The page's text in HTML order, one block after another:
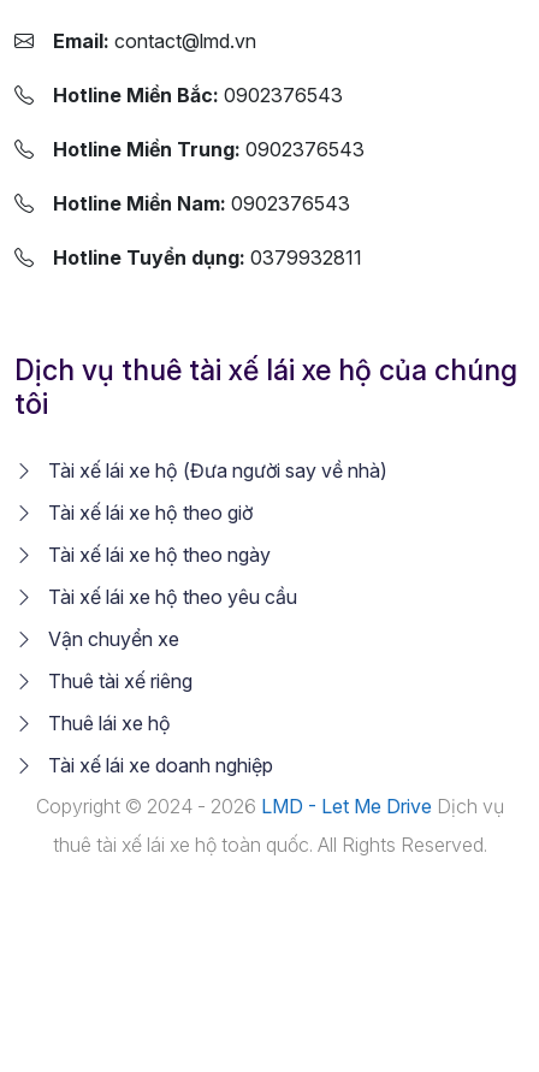
Email: contact@lmd.vn
Hotline Miền Bắc: 0902376543
Hotline Miền Trung: 0902376543
Hotline Miền Nam: 0902376543
Hotline Tuyển dụng: 0379932811
Dịch vụ thuê tài xế lái xe hộ của chúng
tôi
Tài xế lái xe hộ (Đưa người say về nhà)
Tài xế lái xe hộ theo giờ
Tài xế lái xe hộ theo ngày
Tài xế lái xe hộ theo yêu cầu
Vận chuyển xe
Thuê tài xế riêng
Thuê lái xe hộ
Tài xế lái xe doanh nghiệp
Copyright © 2024 - 2026 LMD - Let Me Drive Dịch vụ
thuê tài xế lái xe hộ toàn quốc. All Rights Reserved.